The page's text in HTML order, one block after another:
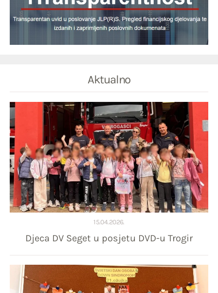
Aktualno
15.04.2026.
Djeca DV Seget u posjetu DVD-u Trogir